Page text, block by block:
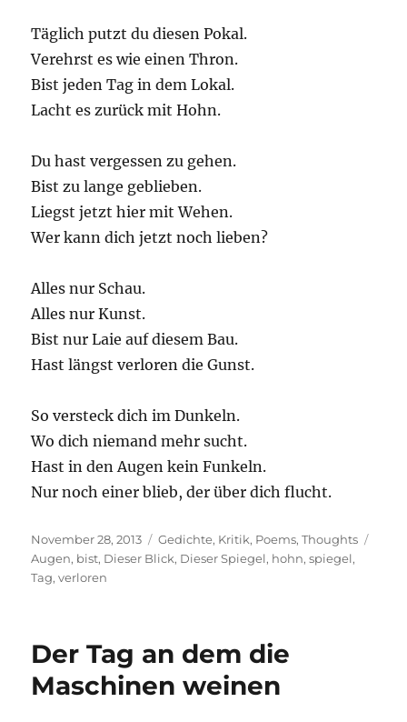
Täglich putzt du diesen Pokal.
Verehrst es wie einen Thron.
Bist jeden Tag in dem Lokal.
Lacht es zurück mit Hohn.
Du hast vergessen zu gehen.
Bist zu lange geblieben.
Liegst jetzt hier mit Wehen.
Wer kann dich jetzt noch lieben?
Alles nur Schau.
Alles nur Kunst.
Bist nur Laie auf diesem Bau.
Hast längst verloren die Gunst.
So versteck dich im Dunkeln.
Wo dich niemand mehr sucht.
Hast in den Augen kein Funkeln.
Nur noch einer blieb, der über dich flucht.
Posted
on
November 28, 2013 Categories
Gedichte, Kritik, Poems,Thoughts
Augen, bist, Dieser Blick, Dieser Spiegel, hohn,spiegel,
Tag,verloren
Der Tag an dem die
Maschinen weinen